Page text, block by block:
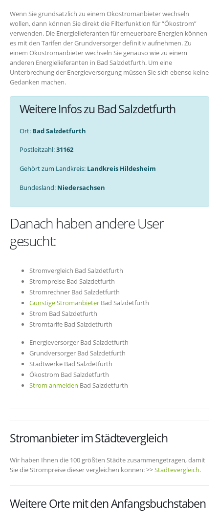
Wenn Sie grundsätzlich zu einem Ökostromanbieter wechseln
wollen, dann können Sie direkt die Filterfunktion für “Ökostrom”
verwenden. Die Energielieferanten für erneuerbare Energien können
es mit den Tarifen der Grundversorger definitiv aufnehmen. Zu
einem Ökostromanbieter wechseln Sie genauso wie zu einem
anderen Energielieferanten in Bad Salzdetfurth. Um eine
Unterbrechung der Energieversorgung müssen Sie sich ebenso keine
Gedanken machen.
Weitere Infos zu Bad Salzdetfurth
Ort: Bad Salzdetfurth
Postleitzahl:31162
Gehört zum Landkreis: Landkreis Hildesheim
Bundesland: Niedersachsen
Danach haben andere User
gesucht:
Stromvergleich Bad Salzdetfurth
Strompreise Bad Salzdetfurth
Stromrechner Bad Salzdetfurth
Günstige Stromanbieter Bad Salzdetfurth
Strom Bad Salzdetfurth
Stromtarife Bad Salzdetfurth
Energieversorger Bad Salzdetfurth
Grundversorger Bad Salzdetfurth
Stadtwerke Bad Salzdetfurth
Ökostrom Bad Salzdetfurth
Strom anmelden Bad Salzdetfurth
Stromanbieter im Städtevergleich
Wir haben Ihnen die 100 größten Städte zusammengetragen, damit
Sie die Strompreise dieser vergleichen können: >>Städtevergleich.
Weitere Orte mit den Anfangsbuchstaben